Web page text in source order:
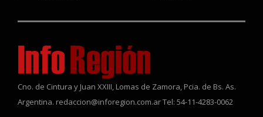
Cno. de Cintura y Juan XXIII, Lomas de Zamora, Pcia. de Bs. As.
Argentina. redaccion@inforegion.com.ar Tel: 54-11-4283-0062